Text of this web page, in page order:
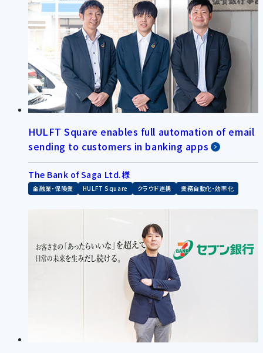
HULFT Square enables full automation of email
sending to customers in banking apps
The Bank of Saga Ltd.様
金融業・保険業 HULFT Square クラウド連携 業務自動化・効率化